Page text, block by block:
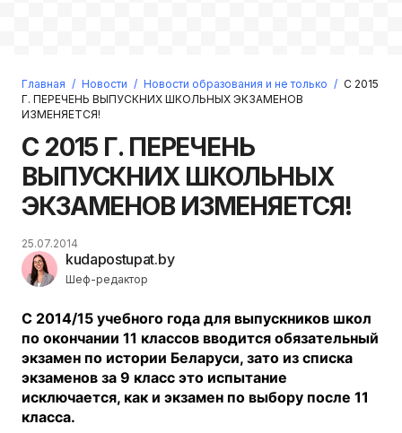
Войти
Главная / Новости / Новости образования и не только / С 2015
Г. ПЕРЕЧЕНЬ ВЫПУСКНИХ ШКОЛЬНЫХ ЭКЗАМЕНОВ
ИЗМЕНЯЕТСЯ!
С 2015 Г. ПЕРЕЧЕНЬ
ВЫПУСКНИХ ШКОЛЬНЫХ
ЭКЗАМЕНОВ ИЗМЕНЯЕТСЯ!
kudapostupat.by
Шеф-редактор
25.07.2014
С 2014/15 учебного года для выпускников школ
по окончании 11 классов вводится обязательный
экзамен по истории Беларуси, зато из списка
экзаменов за 9 класс это испытание
исключается, как и экзамен по выбору после 11
класса.